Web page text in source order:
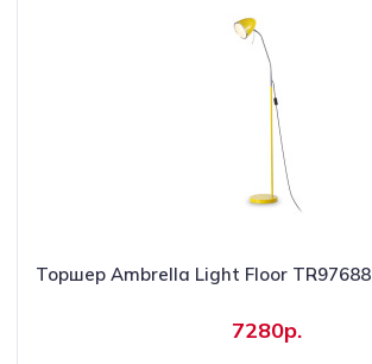
Торшер Ambrella Light Floor TR97688
7280р.